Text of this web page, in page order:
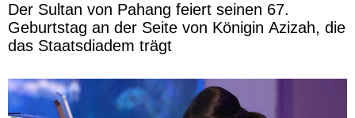
Der Sultan von Pahang feiert seinen 67.
Geburtstag an der Seite von Königin Azizah, die
das Staatsdiadem trägt